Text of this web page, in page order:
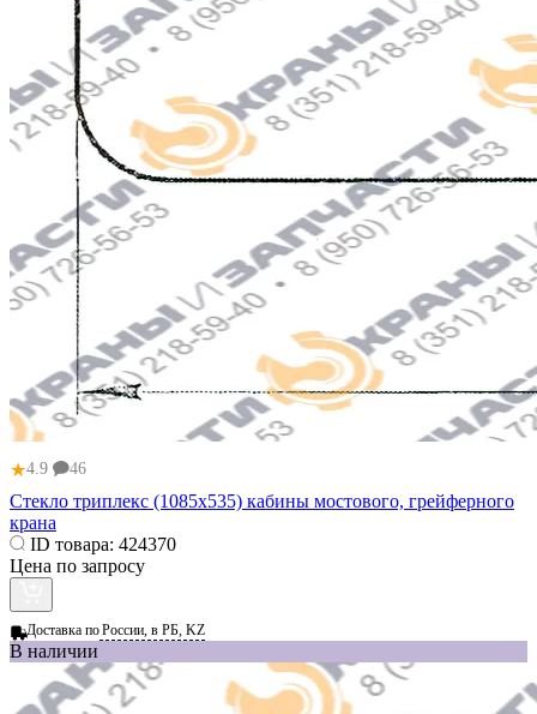
★4.9 46
Стекло триплекс (1085x535) кабины мостового, грейферного
крана
ID товара: 424370
Цена по запросу
Доставка поРоссии, в РБ, KZ
В наличии